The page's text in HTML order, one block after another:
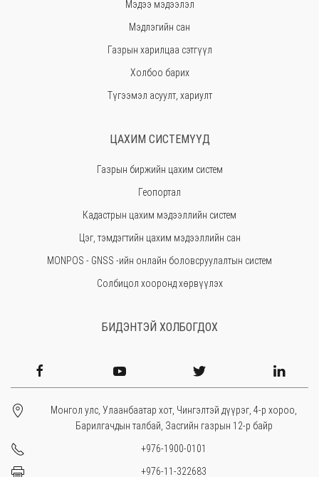
Хэнтий
Ховд
Хөвсгөл
Орхон
Сэлэнгэ
Өмнөговь
Увс
Өвөрхангай
Завхан
Мэдээ мэдээлэл
Мэдлэгийн сан
Газрын харилцаа сэтгүүл
Холбоо барих
Түгээмэл асуулт, хариулт
ЦАХИМ СИСТЕМҮҮД
Газрын биржийн цахим систем
Геопортал
Кадастрын цахим мэдээллийн систем
Цэг, тэмдэгтийн цахим мэдээллийн сан
MONPOS - GNSS -ийн онлайн боловсруулалтын систем
Солбицол хооронд хөрвүүлэх
БИДЭНТЭЙ ХОЛБОГДОХ
Монгол улс, Улаанбаатар хот, Чингэлтэй дүүрэг, 4-р хороо,
Барилгачдын талбай, Засгийн газрын 12-р байр
+976-1900-0101
+976-11-322683